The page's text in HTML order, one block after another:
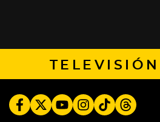
TELEVISIÓN
FacebookTwitterYoutubeInstagram
TikTokThreads